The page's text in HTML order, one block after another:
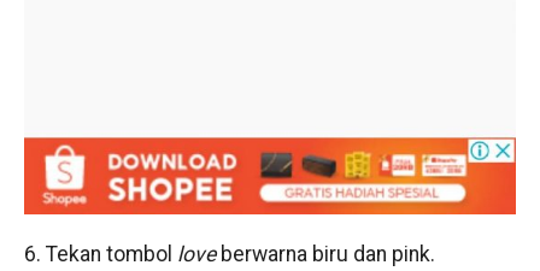
6. Tekan tombol love berwarna biru dan pink.